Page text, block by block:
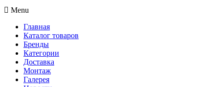
Menu
Главная
Каталог товаров
Бренды
Категории
Доставка
Монтаж
Галерея